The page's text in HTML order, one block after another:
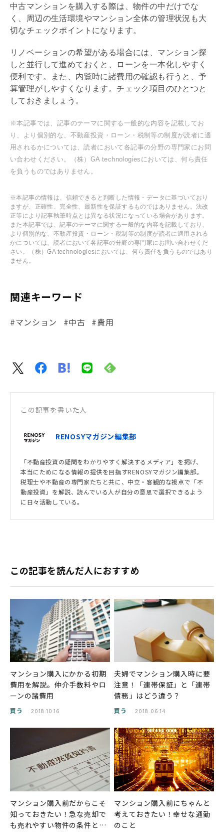
中古マンションを購入する際は、物件の中だけでな
く、周辺の生活環境やマンション全体の管理状況も大
切なチェックポイントになります。
リノベーションの希望がある場合には、マンション探
しと並行して進めておくと、ローンを一本化しやすく
便利です。また、 内覧時に諸費用の確認も行うと、予
算管理がしやすくなります。チェック項目のひとつと
しておきましょう。
※本記事では、記事のテーマに関する一般的な内容を記載してお
り、より個別的な、不動産投資・ローン・税制等の制度が読者に適
用されるかについては、読者において各記事の分野の専門家にお問
い合わせください。（株）GA technologiesにおいては、何ら責任
を負うものではありません。
※本記事の情報は、信頼できると判断した情報・データに基づいており
ますが、正確性、完全性、最新性を保証するものではありません。法改
正等により記事執筆時点とは異なる状況になっている場合があります。
また本記事では、記事のテーマに関する一般的な内容を記載しており、
より個別的な、不動産投資・ローン・税制等の制度が読者に適用される
かについては、読者において各記事の分野の専門家にお問い合わせくだ
さい。（株）GA technologiesにおいては、何ら責任を負うものではあり
ません。
関連キーワード
#マンション #中古 #費用
この記事を書いた人
RENOSYマガジン編集部
「不動産投資の疑問をわかりやすく解決するメディア」を掲げ、
本当にためになる情報の提供を目指すRENOSYマガジン編集部。
税理士や不動産の専門家たちと共に、中立・客観的な視点で「不
動産投資」を解説、読んでいる人が自分の意思で選択できるよう
に日々活動している。
この記事を読んだ人におすすめ
マンション購入にかかる初期
費用を解説。仲介手数料やロ
ーンの諸費用
買う 2018.10.16
夫婦でマンション購入時に要
注意！「連帯保証」と「連帯
債務」はどう違う？
買う 2018.06.14
マンション購入前だからこそ
知っておきたい！急な売却で
も売れやすい物件の条件と
マンション購入前にちゃんと
考えておきたい！幸せな通勤
のこと